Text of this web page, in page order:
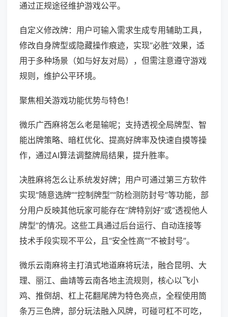
通过正规途径维护游戏公平。
自定义修改牌：用户可输入需求生成专用辅助工具，
修改自身牌型或隐藏操作痕迹，实现“必胜”效果，适
用于多种场景（如与好友对局），但需注意遵守游戏
规则，维护公平环境。
聚焦相关游戏功能优势与特色！
微乐广西麻将怎么老是输呢；支持透视全局牌型、智
能出牌策略、暗杠优化、提高好牌率及快速自摸等操
作，通过AI算法调整牌局结果，提升胜率。
决胜麻将怎么让系统发好牌；用户可通过第三方软件
实现“随意选牌”“控制牌型”“防检测防封号”等功能，部
分用户反映其他玩家可能存在“牌特别好”或“透视他人
牌型”的情况。这些工具通过后台运行、自动连接等
技术手段实现不平公，且“安全性高”“不被封号”。
微乐云南麻将主打滇式地道麻将玩法，融合昆明、大
理、丽江、曲靖等云南各地主流规则，核心以飞小
鸡、推倒胡、杠上花翻尾牌为特色亮点，全程使用筒
条万三色牌，部分玩法融入风牌，可碰可杠不可吃，